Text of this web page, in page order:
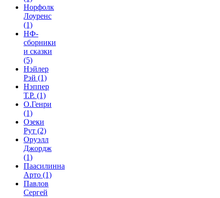
Норфолк
Лоуренс
(1)
НФ-
сборники
и сказки
(5)
Нэйлер
Рэй (1)
Нэппер
Т.Р. (1)
О.Генри
(1)
Озеки
Рут (2)
Оруэлл
Джордж
(1)
Паасилинна
Арто (1)
Павлов
Сергей